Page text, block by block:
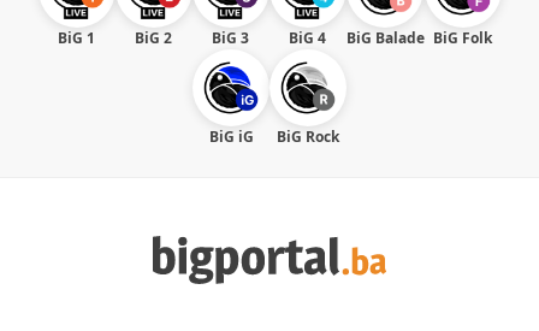
BiG 1 BiG 2 BiG 3 BiG 4 BiG Balade BiG Folk
BiG iG BiG Rock